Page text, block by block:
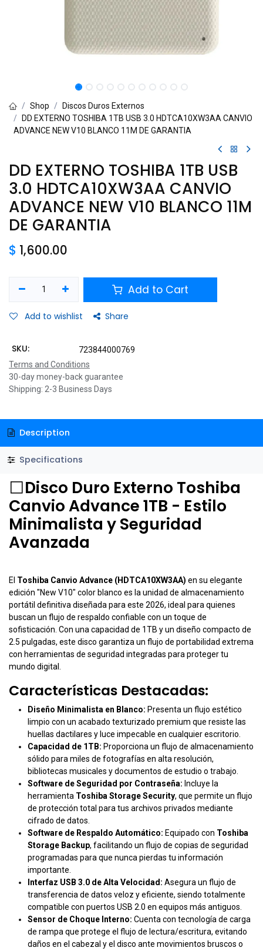
Shop
Discos Duros Externos
DD EXTERNO TOSHIBA 1TB USB 3.0 HDTCA10XW3AA CANVIO
ADVANCE NEW V10 BLANCO 11M DE GARANTIA
DD EXTERNO TOSHIBA 1TB USB
3.0 HDTCA10XW3AA CANVIO
ADVANCE NEW V10 BLANCO 11M
DE GARANTIA
$ 1,600.00
Add to Cart
Add to wishlist Share
SKU:
723844000769
Terms and Conditions
30-day money-back guarantee
Shipping: 2-3 Business Days
Description
Specifications
⬜Disco Duro Externo Toshiba
Canvio Advance 1TB - Estilo
Minimalista y Seguridad
Avanzada
El Toshiba Canvio Advance (HDTCA10XW3AA) en su elegante
edición "New V10" color blanco es la unidad de almacenamiento
portátil definitiva diseñada para este 2026, ideal para quienes
buscan un flujo de respaldo confiable con un toque de
sofisticación. Con una capacidad de 1TB y un diseño compacto de
2.5 pulgadas, este disco garantiza un flujo de portabilidad extrema
con herramientas de seguridad integradas para proteger tu
mundo digital.
Características Destacadas:
Diseño Minimalista en Blanco: Presenta un flujo estético
limpio con un acabado texturizado premium que resiste las
huellas dactilares y luce impecable en cualquier escritorio.
Capacidad de 1TB: Proporciona un flujo de almacenamiento
sólido para miles de fotografías en alta resolución,
bibliotecas musicales y documentos de estudio o trabajo.
Software de Seguridad por Contraseña: Incluye la
herramienta Toshiba Storage Security, que permite un flujo
de protección total para tus archivos privados mediante
cifrado de datos.
Software de Respaldo Automático: Equipado con Toshiba
Storage Backup, facilitando un flujo de copias de seguridad
programadas para que nunca pierdas tu información
importante.
Interfaz USB 3.0 de Alta Velocidad: Asegura un flujo de
transferencia de datos veloz y eficiente, siendo totalmente
compatible con puertos USB 2.0 en equipos más antiguos.
Sensor de Choque Interno: Cuenta con tecnología de carga
de rampa que protege el flujo de lectura/escritura, evitando
daños en el cabezal y el disco ante movimientos bruscos o